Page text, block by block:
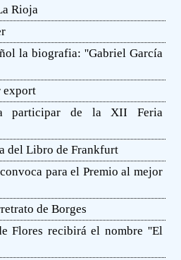
Rioja
la biografia: ''Gabriel García
export
participar de la XII Feria
del Libro de Frankfurt
para el Premio al mejor
de Borges
Flores recibirá el nombre ''El